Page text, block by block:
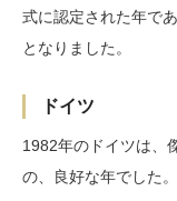
式に認定された年で
となりました。
ドイツ
1982年のドイツは、
の、良好な年でした